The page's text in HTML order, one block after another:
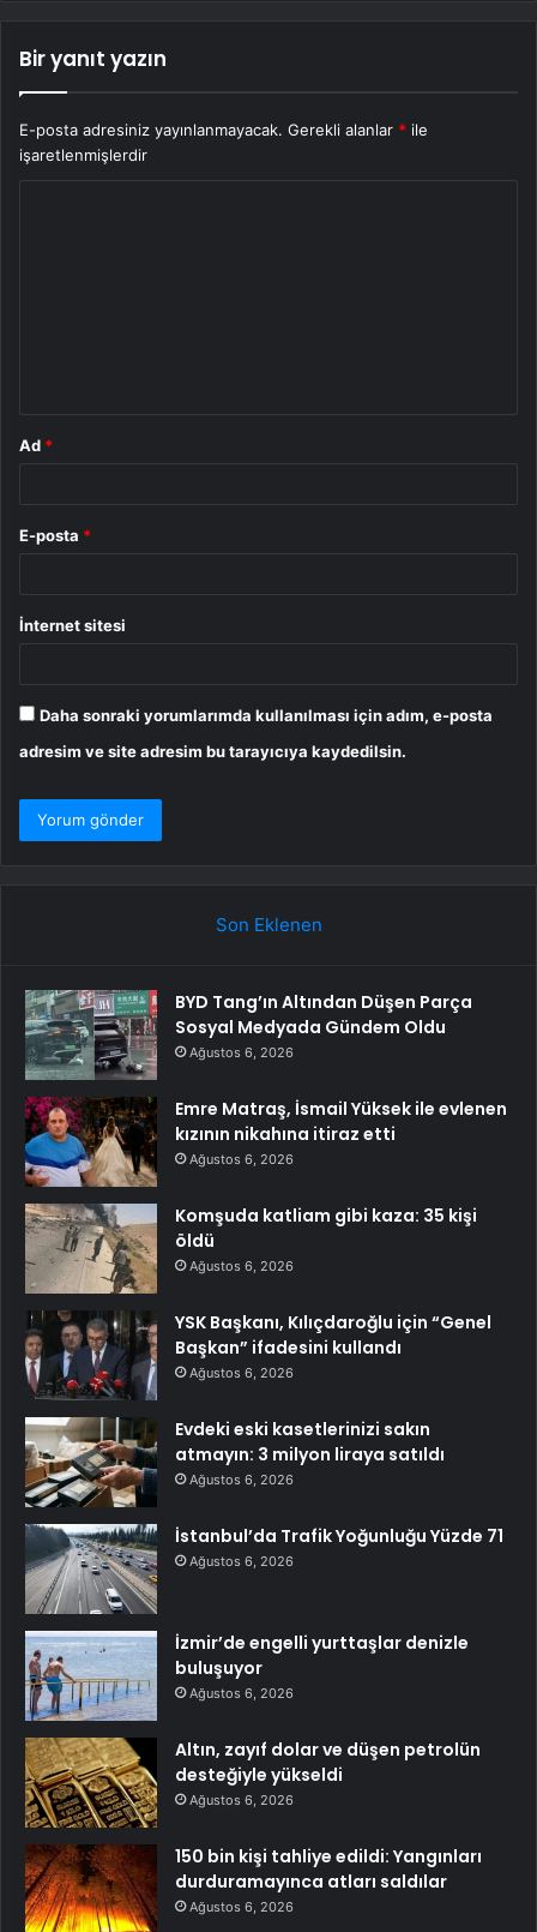
Bir yanıt yazın
E-posta adresiniz yayınlanmayacak. Gerekli alanlar * ile
işaretlenmişlerdir
Ad *
E-posta *
İnternet sitesi
Daha sonraki yorumlarımda kullanılması için adım, e-posta
adresim ve site adresim bu tarayıcıya kaydedilsin.
Son Eklenen
BYD Tang’ın Altından Düşen Parça
Sosyal Medyada Gündem Oldu
Ağustos 6, 2026
Emre Matraş, İsmail Yüksek ile evlenen
kızının nikahına itiraz etti
Ağustos 6, 2026
Komşuda katliam gibi kaza: 35 kişi
öldü
Ağustos 6, 2026
YSK Başkanı, Kılıçdaroğlu için “Genel
Başkan” ifadesini kullandı
Ağustos 6, 2026
Evdeki eski kasetlerinizi sakın
atmayın: 3 milyon liraya satıldı
Ağustos 6, 2026
İstanbul’da Trafik Yoğunluğu Yüzde 71
Ağustos 6, 2026
İzmir’de engelli yurttaşlar denizle
buluşuyor
Ağustos 6, 2026
Altın, zayıf dolar ve düşen petrolün
desteğiyle yükseldi
Ağustos 6, 2026
150 bin kişi tahliye edildi: Yangınları
durduramayınca atları saldılar
Ağustos 6, 2026